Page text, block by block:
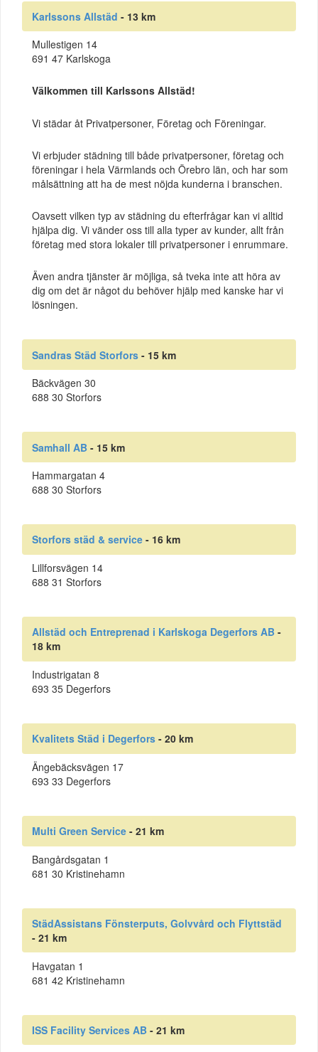
Karlssons Allstäd - 13 km
Mullestigen 14
691 47 Karlskoga
Välkommen till Karlssons Allstäd!
Vi städar åt Privatpersoner, Företag och Föreningar.
Vi erbjuder städning till både privatpersoner, företag och
föreningar i hela Värmlands och Örebro län, och har som
målsättning att ha de mest nöjda kunderna i branschen.
Oavsett vilken typ av städning du efterfrågar kan vi alltid
hjälpa dig. Vi vänder oss till alla typer av kunder, allt från
företag med stora lokaler till privatpersoner i enrummare.
Även andra tjänster är möjliga, så tveka inte att höra av
dig om det är något du behöver hjälp med kanske har vi
lösningen.
Sandras Städ Storfors - 15 km
Bäckvägen 30
688 30 Storfors
Samhall AB - 15 km
Hammargatan 4
688 30 Storfors
Storfors städ & service - 16 km
Lillforsvägen 14
688 31 Storfors
Allstäd och Entreprenad i Karlskoga Degerfors AB -
18 km
Industrigatan 8
693 35 Degerfors
Kvalitets Städ i Degerfors - 20 km
Ängebäcksvägen 17
693 33 Degerfors
Multi Green Service - 21 km
Bangårdsgatan 1
681 30 Kristinehamn
StädAssistans Fönsterputs, Golvvård och Flyttstäd
- 21 km
Havgatan 1
681 42 Kristinehamn
ISS Facility Services AB - 21 km